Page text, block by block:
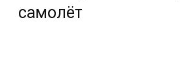
самолёт